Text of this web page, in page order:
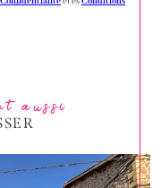
aussi